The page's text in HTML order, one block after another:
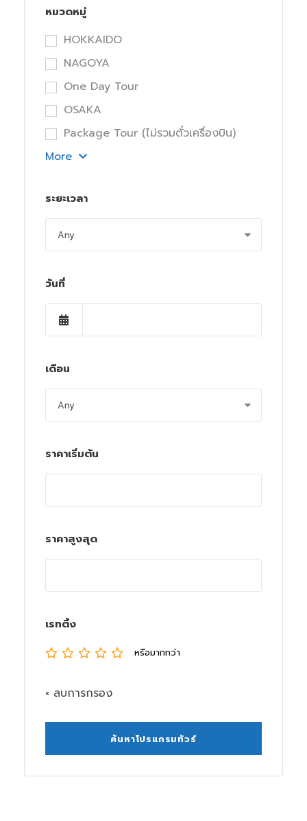
หมวดหมู่
HOKKAIDO
NAGOYA
One Day Tour
OSAKA
Package Tour (ไม่รวมตั๋วเครื่องบิน)
More
ระยะเวลา
วันที่
เดือน
ราคาเริ่มต้น
ราคาสูงสุด
เรทติ้ง
หรือมากกว่า
× ลบการกรอง